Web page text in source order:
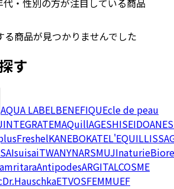
・性別の方が注目している商品
る商品が見つかりませんでした
す
AQUA LABELBENEFIQUEcle de peau
INTEGRATEMAQuillAGESHISEIDO
FreshelKANEBOKATEL'EQUIL
suisaiTWANYNARSMUJInaturieBiore
amritaraAntipodesARGITALCOSME
Dr.HauschkaETVOSFEMMUEF